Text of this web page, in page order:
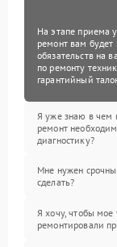
На этапе приема
ремонт вам будет
обязательств на
по ремонту
гарантийный
Я уже знаю в чем
ремонт
диагностику?
Мне нужен
сделать?
Я хочу, чтобы мое
ремонтировали